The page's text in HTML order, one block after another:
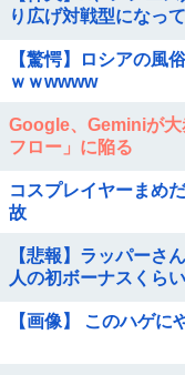
り広げ対戦型になっ
【驚愕】ロシアの風
ｗｗwwww
Google、Geminiが大
フロー」に陥る
コスプレイヤーまめ
故
【悲報】ラッパーさ
人の初ボーナスくら
【画像】 このハゲ